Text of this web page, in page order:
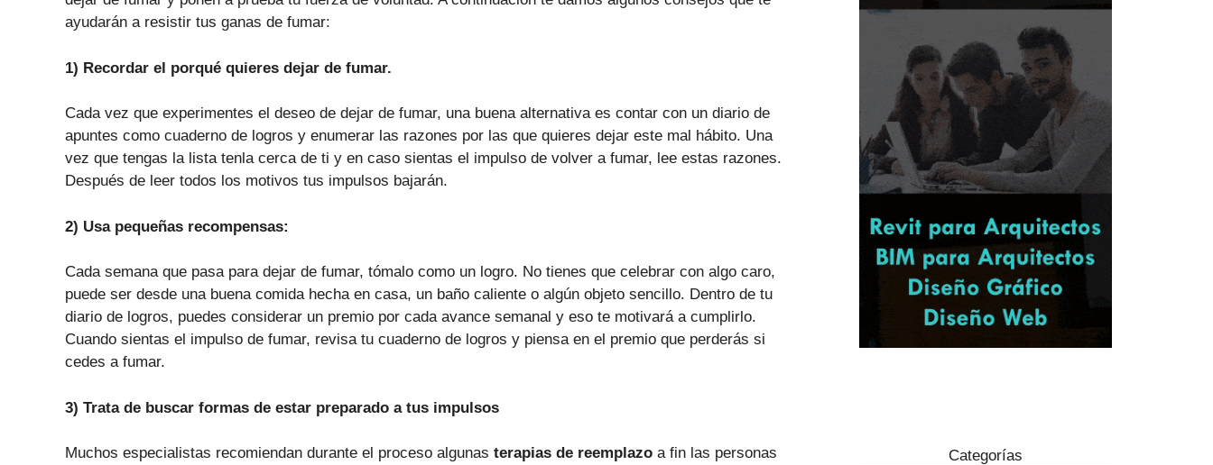
ayudarán a resistir tus ganas de fumar:
1) Recordar el porqué quieres dejar de fumar.
Cada vez que experimentes el deseo de dejar de fumar, una buena alternativa es contar con un diario de
apuntes como cuaderno de logros y enumerar las razones por las que quieres dejar este mal hábito. Una
vez que tengas la lista tenla cerca de ti y en caso sientas el impulso de volver a fumar, lee estas razones.
Después de leer todos los motivos tus impulsos bajarán.
2) Usa pequeñas recompensas:
Cada semana que pasa para dejar de fumar, tómalo como un logro. No tienes que celebrar con algo caro,
puede ser desde una buena comida hecha en casa, un baño caliente o algún objeto sencillo. Dentro de tu
diario de logros, puedes considerar un premio por cada avance semanal y eso te motivará a cumplirlo.
Cuando sientas el impulso de fumar, revisa tu cuaderno de logros y piensa en el premio que perderás si
cedes a fumar.
3) Trata de buscar formas de estar preparado a tus impulsos
Muchos especialistas recomiendan durante el proceso algunas terapias de reemplazo a fin las personas
Categorías